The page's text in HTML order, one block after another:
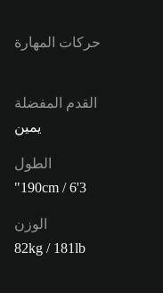
حركات المهارة
القدم المفضلة
يمين
الطول
190cm / 6'3"
الوزن
82kg / 181lb